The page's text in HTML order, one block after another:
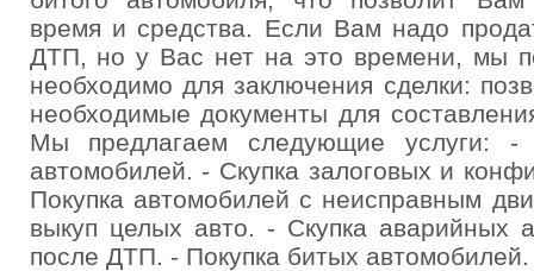
время и средства. Если Вам надо
ДТП, но у Вас нет на это времени, мы
необходимо для заключения сделки:
необходимые документы для
Мы предлагаем следующие услуги: -
автомобилей. - Скупка залоговых и
Покупка автомобилей с неисправным
выкуп целых авто. - Скупка аварийных
после ДТП. - Покупка битых автомобилей.